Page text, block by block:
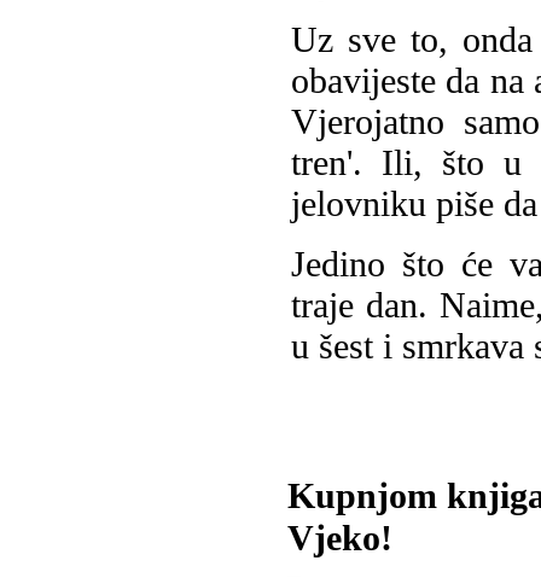
Uz sve to,
obavijeste da
Vjerojatno
tren'. Ili, što u
jelovniku piše
Jedino što će
traje dan.
u šest i smrkava
Kupnjom
Vjeko!